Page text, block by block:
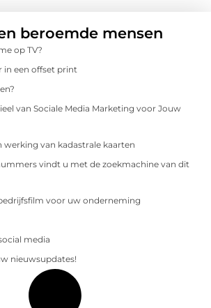
beroemde mensen
op TV?
in een offset print
van Sociale Media Marketing voor Jouw
werking van kadastrale kaarten
vindt u met de zoekmachine van dit
voor uw onderneming
media
nieuwsupdates!